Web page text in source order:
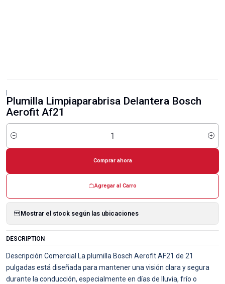
Plumilla Limpiaparabrisa Delantera Bosch
Aerofit Af21
Cantidad
Agregar al Carro
Comprar ahora
Mostrar el stock según las ubicaciones
DESCRIPTION
Descripción Comercial La plumilla Bosch Aerofit AF21 de 21
pulgadas está diseñada para mantener una visión clara y segura
durante la conducción, especialmente en días de lluvia, frío o